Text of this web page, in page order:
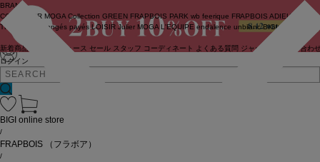
ログイン
BRAND
COUTURIER MOGA Collection GREEN FRAPBOIS PARK wb feerique FRAPBOIS ADIEU
TRISTESSE
congés payés LOISIR Julier MOGA L'EQUIPE endalence unbilanc BIGI online store
新着商品 ニュース セール スタッフ コーディネート よくある質問 ジャーナル お問い合わ
BIGI online store
/
FRAPBOIS （フラボア）
/